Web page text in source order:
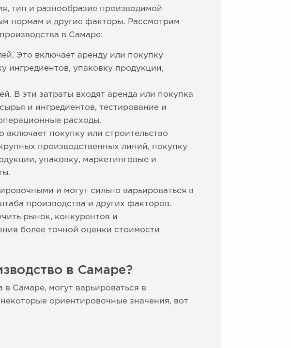
тип и разнообразие производимой
нормам и другие факторы. Рассмотрим
в Самаре:
Это включает аренду или покупку
ингредиентов, упаковку продукции,
В эти затраты входят аренда или покупка
и ингредиентов, тестирование и
расходы.
покупку или строительство
производственных линий, покупку
упаковку, маркетинговые и
и могут сильно варьироваться в
производства и других факторов.
рынок, конкурентов и
более точной оценки стоимости
в Самаре?
Самаре, могут варьироваться в
ориентировочные значения, вот